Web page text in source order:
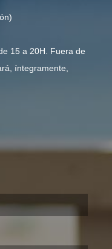
15 a 20H. Fuera de
íntegramente,